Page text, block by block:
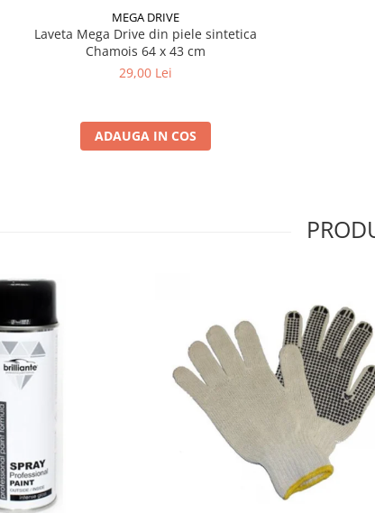
MEGA DRIVE
Laveta Mega Drive din piele sintetica
Chamois 64 x 43 cm
29,00 Lei
ADAUGA IN COS